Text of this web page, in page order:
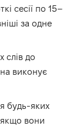
сесії по 15–
за одне
слів до
виконує
будь-яких
якщо вони